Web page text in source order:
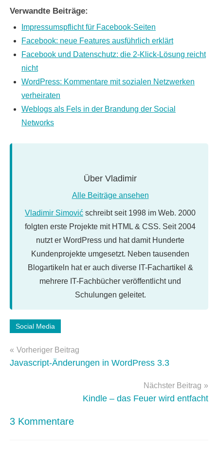
Verwandte Beiträge:
Impressumspflicht für Facebook-Seiten
Facebook: neue Features ausführlich erklärt
Facebook und Datenschutz: die 2-Klick-Lösung reicht
nicht
WordPress: Kommentare mit sozialen Netzwerken
verheiraten
Weblogs als Fels in der Brandung der Social
Networks
Über Vladimir
Alle Beiträge ansehen
Vladimir Simović schreibt seit 1998 im Web. 2000
folgten erste Projekte mit HTML & CSS. Seit 2004
nutzt er WordPress und hat damit Hunderte
Kundenprojekte umgesetzt. Neben tausenden
Blogartikeln hat er auch diverse IT-Fachartikel &
mehrere IT-Fachbücher veröffentlicht und
Schulungen geleitet.
Schlagwörter:
web
2.0
Social Media
Beitragsnavigation
Vorheriger Beitrag
Javascript-Änderungen in WordPress 3.3
Nächster Beitrag
Kindle – das Feuer wird entfacht
3 Kommentare